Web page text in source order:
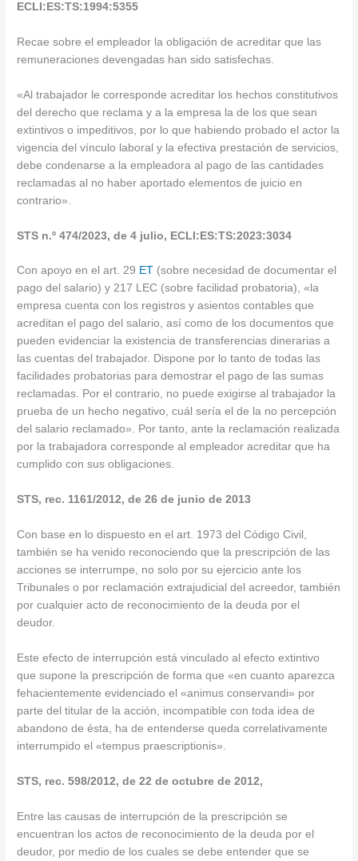
ECLI:ES:TS:1994:5355
Recae sobre el empleador la obligación de acreditar que las
remuneraciones devengadas han sido satisfechas.
«Al trabajador le corresponde acreditar los hechos constitutivos
del derecho que reclama y a la empresa la de los que sean
extintivos o impeditivos, por lo que habiendo probado el actor la
vigencia del vínculo laboral y la efectiva prestación de servicios,
debe condenarse a la empleadora al pago de las cantidades
reclamadas al no haber aportado elementos de juicio en
contrario».
STS n.º 474/2023, de 4 julio, ECLI:ES:TS:2023:3034
Con apoyo en el art. 29 ET (sobre necesidad de documentar el
pago del salario) y 217 LEC (sobre facilidad probatoria), «la
empresa cuenta con los registros y asientos contables que
acreditan el pago del salario, así como de los documentos que
pueden evidenciar la existencia de transferencias dinerarias a
las cuentas del trabajador. Dispone por lo tanto de todas las
facilidades probatorias para demostrar el pago de las sumas
reclamadas. Por el contrario, no puede exigirse al trabajador la
prueba de un hecho negativo, cuál sería el de la no percepción
del salario reclamado». Por tanto, ante la reclamación realizada
por la trabajadora corresponde al empleador acreditar que ha
cumplido con sus obligaciones.
STS, rec. 1161/2012, de 26 de junio de 2013
Con base en lo dispuesto en el art. 1973 del Código Civil,
también se ha venido reconociendo que la prescripción de las
acciones se interrumpe, no solo por su ejercicio ante los
Tribunales o por reclamación extrajudicial del acreedor, también
por cualquier acto de reconocimiento de la deuda por el
deudor.
Este efecto de interrupción está vinculado al efecto extintivo
que supone la prescripción de forma que «en cuanto aparezca
fehacientemente evidenciado el «animus conservandi» por
parte del titular de la acción, incompatible con toda idea de
abandono de ésta, ha de entenderse queda correlativamente
interrumpido el «tempus praescriptionis».
STS, rec. 598/2012, de 22 de octubre de 2012,
Entre las causas de interrupción de la prescripción se
encuentran los actos de reconocimiento de la deuda por el
deudor, por medio de los cuales se debe entender que se